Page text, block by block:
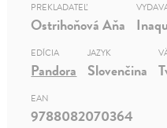
PREKLADATEĽ
Ostrihoňová Aňa
EDÍCIA
Pandora
JAZYK
Slovenčina
EAN
9788082070364